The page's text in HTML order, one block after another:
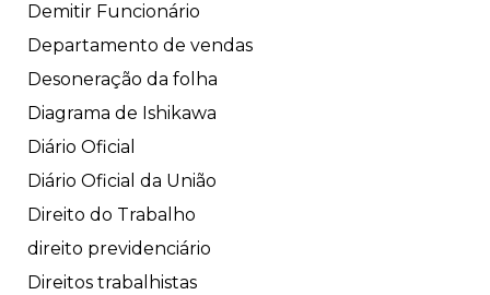
Demitir Funcionário
Departamento de vendas
Desoneração da folha
Diagrama de Ishikawa
Diário Oficial
Diário Oficial da União
Direito do Trabalho
direito previdenciário
Direitos trabalhistas